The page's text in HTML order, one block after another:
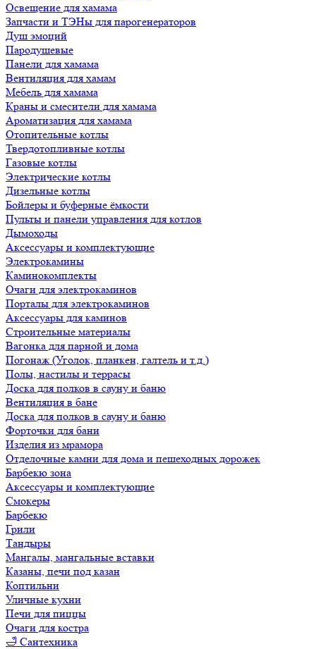
Освещение для хамама
Запчасти и ТЭНы для парогенераторов
Душ эмоций
Пародушевые
Панели для хамама
Вентиляция для хамам
Мебель для хамама
Краны и смесители для хамама
Ароматизация для хамама
Отопительные котлы
Твердотопливные котлы
Газовые котлы
Электрические котлы
Дизельные котлы
Бойлеры и буферные ёмкости
Пульты и панели управления для котлов
Дымоходы
Аксессуары и комплектующие
Электрокамины
Каминокомплекты
Очаги для электрокаминов
Порталы для электрокаминов
Аксессуары для каминов
Строительные материалы
Вагонка для парной и дома
Погонаж (Уголок, планкен, галтель и т.д.)
Полы, настилы и террасы
Доска для полков в сауну и баню
Вентиляция в бане
Доска для полков в сауну и баню
Форточки для бани
Изделия из мрамора
Отделочные камни для дома и пешеходных дорожек
Барбекю зона
Аксессуары и комплектующие
Смокеры
Барбекю
Грили
Тандыры
Мангалы, мангальные вставки
Казаны, печи под казан
Коптильни
Уличные кухни
Печи для пиццы
Очаги для костра
🛁 Сантехника